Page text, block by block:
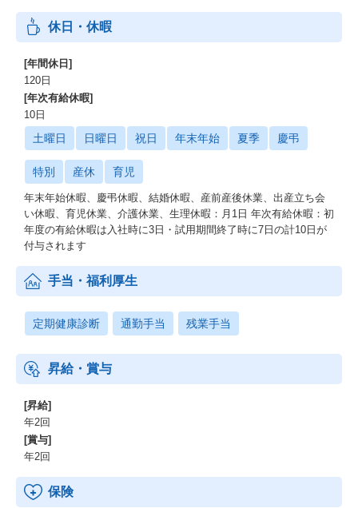
休日・休暇
[年間休日]
120日
[年次有給休暇]
10日
土曜日 日曜日 祝日 年末年始 夏季 慶弔
特別 産休 育児
年末年始休暇、慶弔休暇、結婚休暇、産前産後休業、出産立ち会
い休暇、育児休業、介護休業、生理休暇：月1日 年次有給休暇：初
年度の有給休暇は入社時に3日・試用期間終了時に7日の計10日が
付与されます
手当・福利厚生
定期健康診断 通勤手当 残業手当
昇給・賞与
[昇給]
年2回
[賞与]
年2回
保険